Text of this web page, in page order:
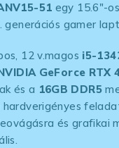
51 egy 15.6″-
generációs gamer
12 v.magos i5-
GeForce RTX
és a 16GB DDR5
hardverigényes
és grafikai